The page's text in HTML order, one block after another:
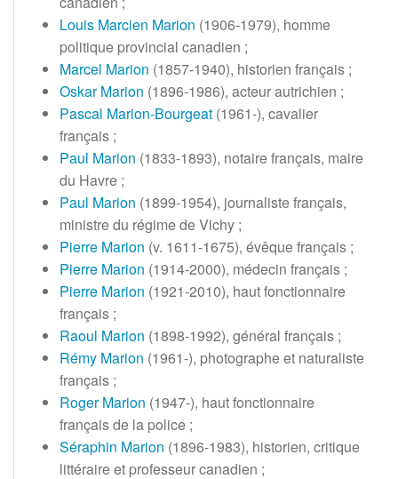
Louis Marcien Marion (1906-1979), homme
politique provincial canadien ;
Marcel Marion (1857-1940), historien français ;
Oskar Marion (1896-1986), acteur autrichien ;
Pascal Marion-Bourgeat (1961-), cavalier
français ;
Paul Marion (1833-1893), notaire français, maire
du Havre ;
Paul Marion (1899-1954), journaliste français,
ministre du régime de Vichy ;
Pierre Marion (v. 1611-1675), évêque français ;
Pierre Marion (1914-2000), médecin français ;
Pierre Marion (1921-2010), haut fonctionnaire
français ;
Raoul Marion (1898-1992), général français ;
Rémy Marion (1961-), photographe et naturaliste
français ;
Roger Marion (1947-), haut fonctionnaire
français de la police ;
Séraphin Marion (1896-1983), historien, critique
littéraire et professeur canadien ;